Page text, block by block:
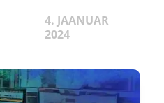
4. JAANUAR
2024